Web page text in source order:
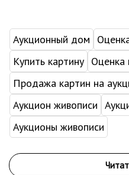
Аукционный дом
Купить картину Оценка
Продажа картин на
Аукцион живописи
Аукционы живописи